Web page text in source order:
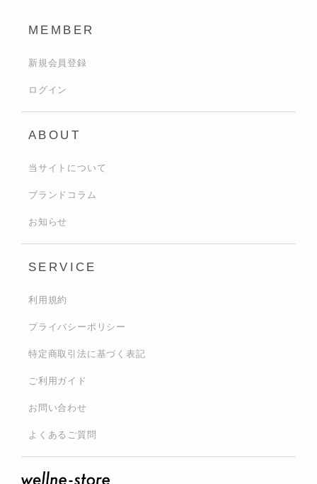
MEMBER
新規会員登録
ログイン
ABOUT
当サイトについて
ブランドコラム
お知らせ
SERVICE
利用規約
プライバシーポリシー
特定商取引法に基づく表記
ご利用ガイド
お問い合わせ
よくあるご質問